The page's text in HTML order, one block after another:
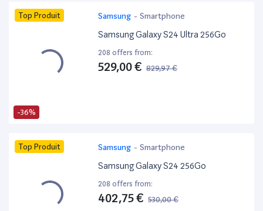
-36%
Top Produit Samsung - Smartphone
Samsung Galaxy S24 Ultra 256Go
208 offers from:
529,00 € 829,97 €
Top Produit Samsung - Smartphone
Samsung Galaxy S24 256Go
208 offers from:
402,75 € 530,00 €